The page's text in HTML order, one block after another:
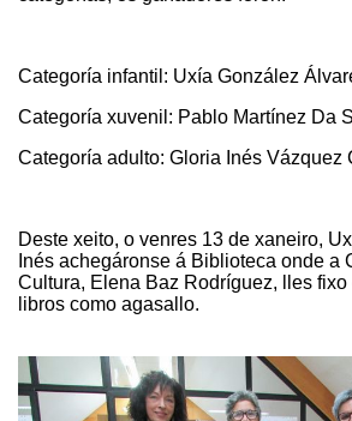
Categoría infantil: Uxía González
Categoría xuvenil: Pablo Martínez Da
Categoría adulto: Gloria Inés Vázquez
Deste xeito, o venres 13 de xaneiro,
Inés achegáronse á Biblioteca onde a
Cultura, Elena Baz Rodríguez, lles
libros como agasallo.